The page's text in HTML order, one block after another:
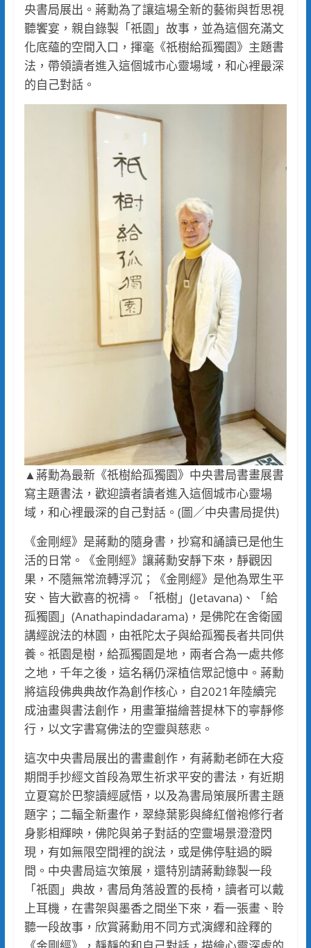
央書局展出。蔣勳為了讓這場全新的藝術與哲思視
聽饗宴，親自錄製「祇園」故事，並為這個充滿文
化底蘊的空間入口，揮毫《祇樹給孤獨園》主題書
法，帶領讀者進入這個城市心靈場域，和心裡最深
的自己對話。
▲蔣勳為最新《祇樹給孤獨園》中央書局書畫展書
寫主題書法，歡迎讀者讀者進入這個城市心靈場
域，和心裡最深的自己對話。(圖／中央書局提供)
《金剛經》是蔣勳的隨身書，抄寫和誦讀已是他生
活的日常。《金剛經》讓蔣勳安靜下來，靜觀因
果，不隨無常流轉浮沉；《金剛經》是他為眾生平
安、皆大歡喜的祝禱。「祇樹」(Jetavana)、「給
孤獨園」(Anathapindadarama)，是佛陀在舍衛國
講經說法的林園，由祇陀太子與給孤獨長者共同供
養。祇園是樹，給孤獨園是地，兩者合為一處共修
之地，千年之後，這名稱仍深植信眾記憶中。蔣勳
將這段佛典典故作為創作核心，自2021年陸續完
成油畫與書法創作，用畫筆描繪菩提林下的寧靜修
行，以文字書寫佛法的空靈與慈悲。
這次中央書局展出的書畫創作，有蔣勳老師在大疫
期間手抄經文首段為眾生祈求平安的書法，有近期
立夏寫於巴黎讀經感悟，以及為書局策展所書主題
題字；二輻全新畫作，翠綠葉影與絳紅僧袍修行者
身影相輝映，佛陀與弟子對話的空靈場景澄澄閃
現，有如無限空間裡的說法，或是佛停駐過的瞬
間。中央書局這次策展，還特別請蔣勳錄製一段
「祇園」典故，書局角落設置的長椅，讀者可以戴
上耳機，在書架與墨香之間坐下來，看一張畫、聆
聽一段故事，欣賞蔣勳用不同方式演繹和詮釋的